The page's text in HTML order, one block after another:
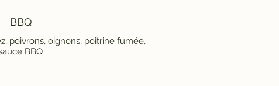
BBQ
poivrons, oignons, poitrine fumée,
BBQ